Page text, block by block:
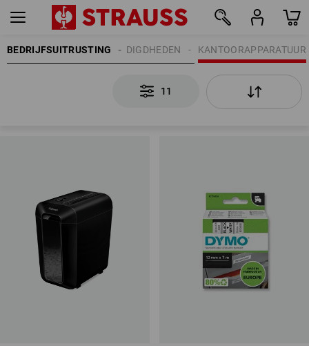
BEDRIJFSUITRUSTING KANTOORAPPARATUUR
KANTOORBENODIGDHEDEN
11